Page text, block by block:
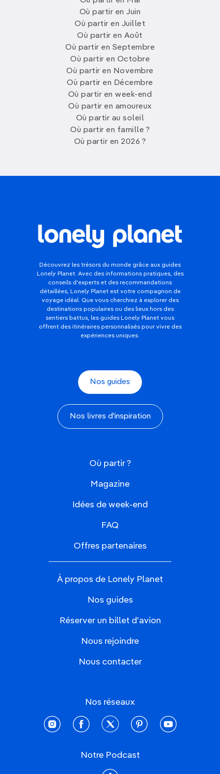
Où partir en Juin
Où partir en Juillet
Où partir en Août
Où partir en Septembre
Où partir en Octobre
Où partir en Novembre
Où partir en Décembre
Où partir en week-end
Où partir en amoureux
Où partir au soleil
Où partir en famille ?
Où partir en 2026 ?
Découvrez les trésors du monde grâce aux guides
Lonely Planet. Avec des informations pratiques, des
conseils d'experts et des recommandations
détaillées, Lonely Planet est votre compagnon de
voyage idéal. Que vous cherchiez à explorer des
destinations populaires ou des lieux hors des
sentiers battus, les guides Lonely Planet vous
offrent des itinéraires personnalisés pour vivre des
expériences uniques.
Nos guides
Nos livres d'inspiration
Où partir ?
Magazine
Idées de week-end
FAQ
Offres partenaires
À propos de Lonely Planet
Nos guides
Réserver un billet d'avion
Nous rejoindre
Nous contacter
Nos réseaux
instagramfacebooktwitter pinterestyoutube
Notre Podcast